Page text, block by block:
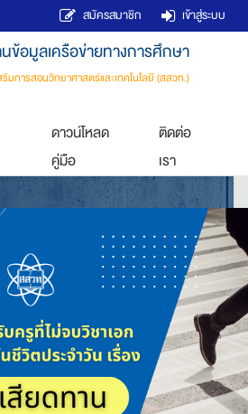
สมัครสมาชิก เข้าสู่ระบบ
ข้อมูลเครือข่ายทางการศึกษา
มการสอนวิทยาศาสตร์และเทคโนโลยี (สสวท.)
ดาวน์โหลด
คู่มือ
ติดต่อ
เรา